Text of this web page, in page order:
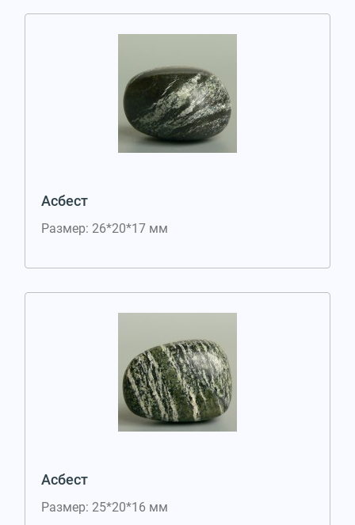
Асбест
Размер: 26*20*17 мм
Асбест
Размер: 25*20*16 мм